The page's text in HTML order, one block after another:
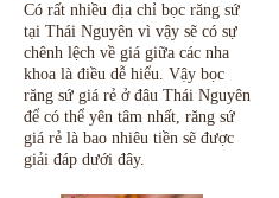
Có rất nhiều địa chỉ bọc răng sứ
tại Thái Nguyên vì vậy sẽ có sự
chênh lệch về giá giữa các nha
khoa là điều dễ hiểu. Vậy bọc
răng sứ giá rẻ ở đâu Thái Nguyên
để có thể yên tâm nhất, răng sứ
giá rẻ là bao nhiêu tiền sẽ được
giải đáp dưới đây.